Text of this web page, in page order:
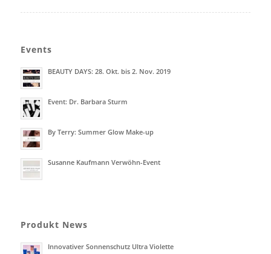
Events
BEAUTY DAYS: 28. Okt. bis 2. Nov. 2019
Event: Dr. Barbara Sturm
By Terry: Summer Glow Make-up
Susanne Kaufmann Verwöhn-Event
Produkt News
Innovativer Sonnenschutz Ultra Violette